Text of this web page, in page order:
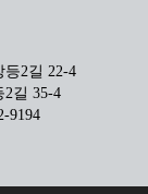
2길 22-4
길 35-4
9194